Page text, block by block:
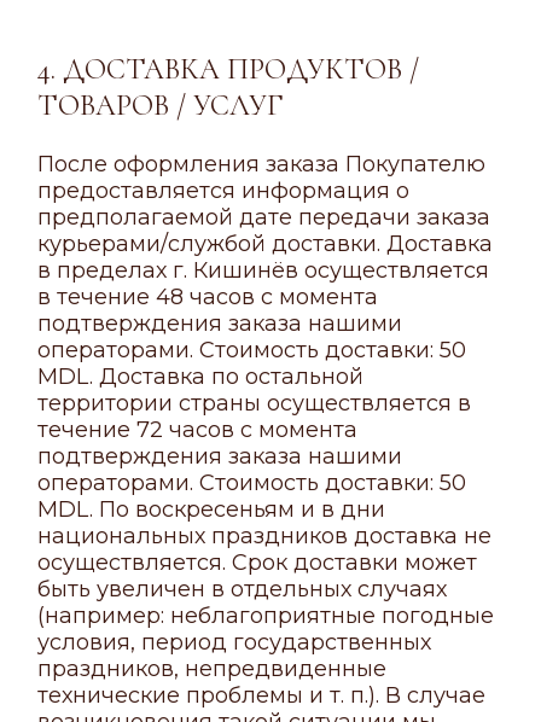
4. ДОСТАВКА ПРОДУКТОВ /
ТОВАРОВ / УСЛУГ
После оформления заказа Покупателю
предоставляется информация о
предполагаемой дате передачи заказа
курьерами/службой доставки. Доставка
в пределах г. Кишинёв осуществляется
в течение 48 часов с момента
подтверждения заказа нашими
операторами. Стоимость доставки: 50
MDL. Доставка по остальной
территории страны осуществляется в
течение 72 часов с момента
подтверждения заказа нашими
операторами. Стоимость доставки: 50
MDL. По воскресеньям и в дни
национальных праздников доставка не
осуществляется. Срок доставки может
быть увеличен в отдельных случаях
(например: неблагоприятные погодные
условия, период государственных
праздников, непредвиденные
технические проблемы и т. п.). В случае